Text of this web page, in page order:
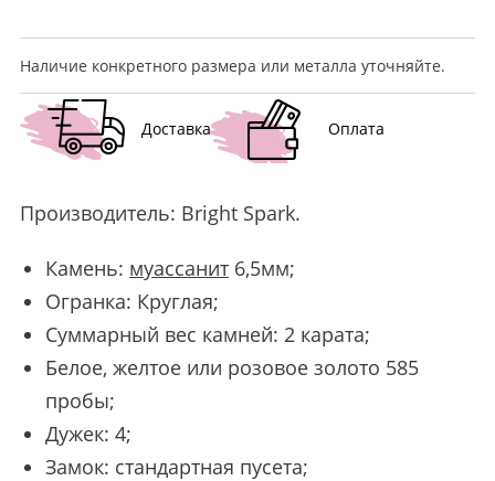
Наличие конкретного размера или металла уточняйте.
Доставка Оплата
Производитель: Bright Spark.
Камень: муассанит6,5мм;
Огранка: Круглая;
Суммарный вес камней: 2 карата;
Белое, желтое или розовое золото 585
пробы;
Дужек: 4;
Замок: стандартная пусета;